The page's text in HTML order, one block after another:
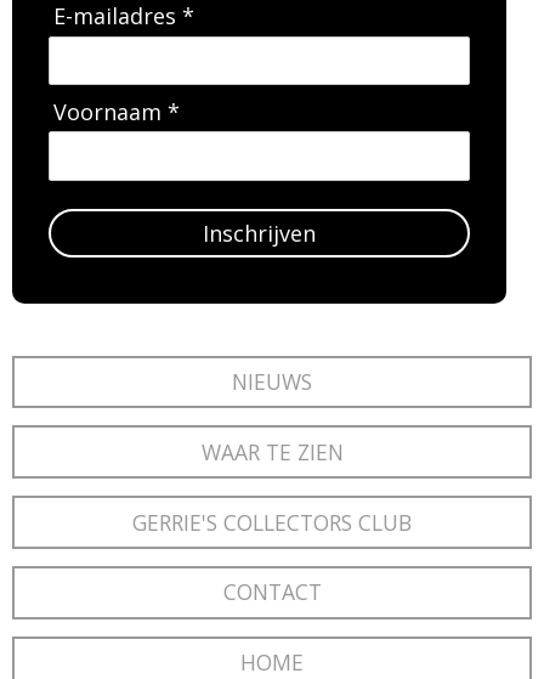
E-mailadres *
Voornaam *
Inschrijven
NIEUWS
WAAR TE ZIEN
GERRIE'S COLLECTORS CLUB
CONTACT
HOME